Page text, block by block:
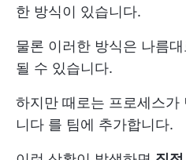
한 방식이 있습니다.
물론 이러한 방식은 나름
될 수 있습니다.
하지만 때로는 프로세스가
니다 를 팀에 추가합니다.